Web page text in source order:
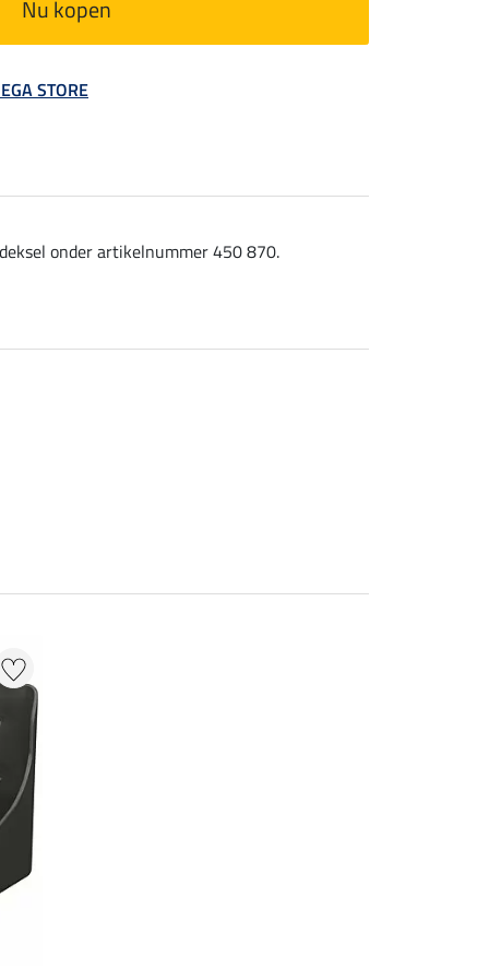
Nu kopen
STORE
onder artikelnummer 450 870.